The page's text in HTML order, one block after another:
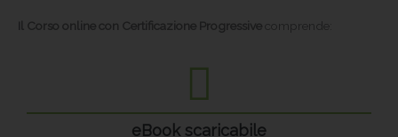
Il Corso online con Certificazione Progressivecomprende:
eBook scaricabile